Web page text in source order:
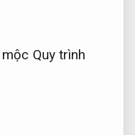
mộc Quy trình